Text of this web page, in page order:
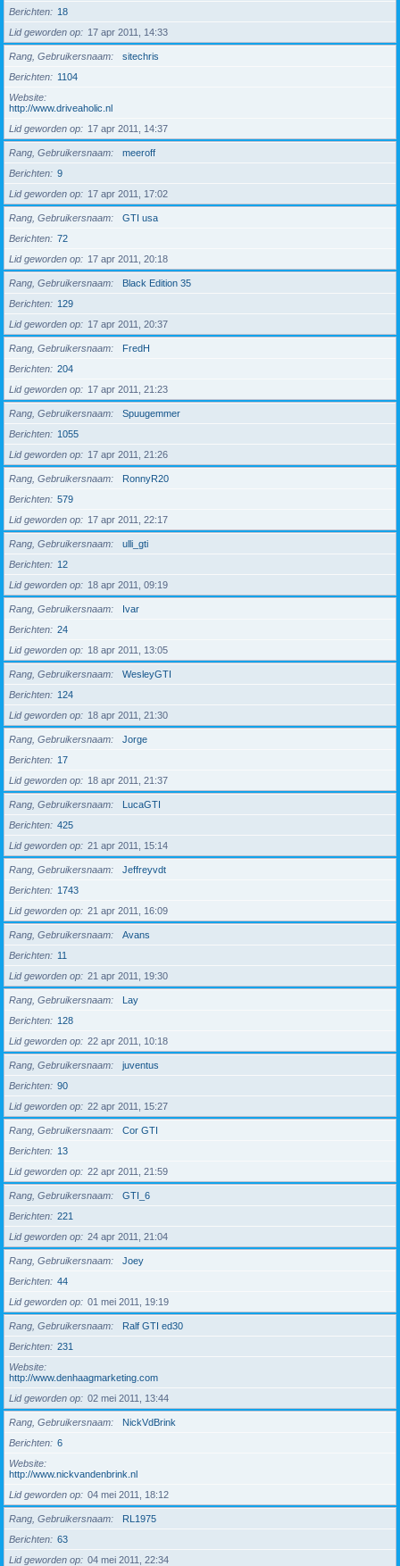
Berichten
18
Lid geworden op
17 apr 2011, 14:33
Rang, Gebruikersnaam
sitechris
Berichten
1104
Website
http://www.driveaholic.nl
Lid geworden op
17 apr 2011, 14:37
Rang, Gebruikersnaam
meeroff
Berichten
9
Lid geworden op
17 apr 2011, 17:02
Rang, Gebruikersnaam
GTI usa
Berichten
72
Lid geworden op
17 apr 2011, 20:18
Rang, Gebruikersnaam
Black Edition 35
Berichten
129
Lid geworden op
17 apr 2011, 20:37
Rang, Gebruikersnaam
FredH
Berichten
204
Lid geworden op
17 apr 2011, 21:23
Rang, Gebruikersnaam
Spuugemmer
Berichten
1055
Lid geworden op
17 apr 2011, 21:26
Rang, Gebruikersnaam
RonnyR20
Berichten
579
Lid geworden op
17 apr 2011, 22:17
Rang, Gebruikersnaam
ulli_gti
Berichten
12
Lid geworden op
18 apr 2011, 09:19
Rang, Gebruikersnaam
Ivar
Berichten
24
Lid geworden op
18 apr 2011, 13:05
Rang, Gebruikersnaam
WesleyGTI
Berichten
124
Lid geworden op
18 apr 2011, 21:30
Rang, Gebruikersnaam
Jorge
Berichten
17
Lid geworden op
18 apr 2011, 21:37
Rang, Gebruikersnaam
LucaGTI
Berichten
425
Lid geworden op
21 apr 2011, 15:14
Rang, Gebruikersnaam
Jeffreyvdt
Berichten
1743
Lid geworden op
21 apr 2011, 16:09
Rang, Gebruikersnaam
Avans
Berichten
11
Lid geworden op
21 apr 2011, 19:30
Rang, Gebruikersnaam
Lay
Berichten
128
Lid geworden op
22 apr 2011, 10:18
Rang, Gebruikersnaam
juventus
Berichten
90
Lid geworden op
22 apr 2011, 15:27
Rang, Gebruikersnaam
Cor GTI
Berichten
13
Lid geworden op
22 apr 2011, 21:59
Rang, Gebruikersnaam
GTI_6
Berichten
221
Lid geworden op
24 apr 2011, 21:04
Rang, Gebruikersnaam
Joey
Berichten
44
Lid geworden op
01 mei 2011, 19:19
Rang, Gebruikersnaam
Ralf GTI ed30
Berichten
231
Website
http://www.denhaagmarketing.com
Lid geworden op
02 mei 2011, 13:44
Rang, Gebruikersnaam
NickVdBrink
Berichten
6
Website
http://www.nickvandenbrink.nl
Lid geworden op
04 mei 2011, 18:12
Rang, Gebruikersnaam
RL1975
Berichten
63
Lid geworden op
04 mei 2011, 22:34